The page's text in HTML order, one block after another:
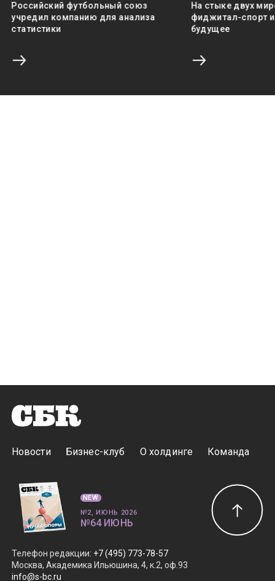
Российский футбольный союз
учредил компанию для анализа
статистики
На стыке двух
фиджитал-спорт
будущее
Новости Бизнес-клуб О холдинге Команда
Телефон редакции: +7 (495) 773-78-57
Москва, Академика Ильюшина, 4, к.2, оф.93
info@s-bc.ru
NEW
№2, ИЮНЬ 2026
№64 ИЮНЬ